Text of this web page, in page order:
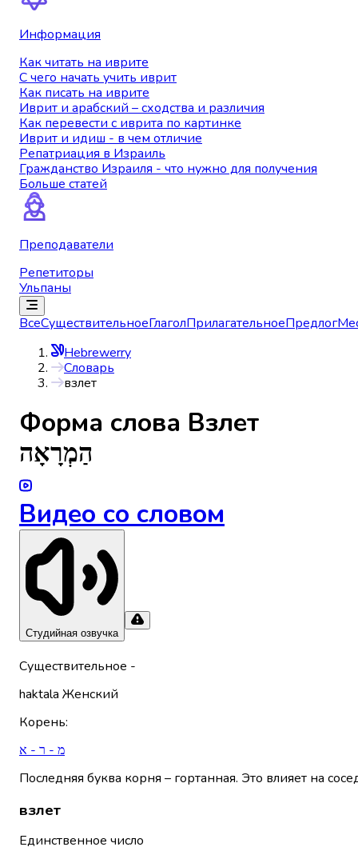
Информация
Как читать на иврите
С чего начать учить иврит
Как писать на иврите
Иврит и арабский – сходства и различия
Как перевести с иврита по картинке
Иврит и идиш - в чем отличие
Репатриация в Израиль
Гражданство Израиля - что нужно для получения
Больше статей
Преподаватели
Репетиторы
Ульпаны
ВсеСуществительноеГлаголПрилагательноеПредлог
Hebrewerry
Словарь
взлет
Форма слова Взлет
הַמְרָאָה
Видео со словом
Студийная озвучка
Существительное -
haktala Женский
Корень:
מ - ר - א
Последняя буква корня – гортанная. Это влияет на
взлет
Единственное число